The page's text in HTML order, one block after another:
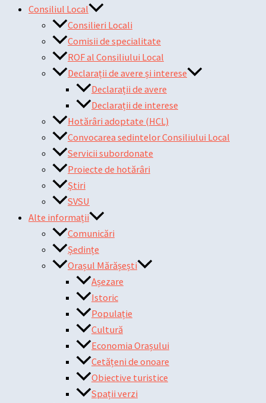
Consiliul Local
Consilieri Locali
Comisii de specialitate
ROF al Consiliului Local
Declarații de avere și interese
Declarații de avere
Declarații de interese
Hotărâri adoptate (HCL)
Convocarea sedintelor Consiliului Local
Servicii subordonate
Proiecte de hotărâri
Știri
SVSU
Alte informații
Comunicări
Ședințe
Orașul Mărășești
Așezare
Istoric
Populație
Cultură
Economia Orașului
Cetățeni de onoare
Obiective turistice
Spații verzi